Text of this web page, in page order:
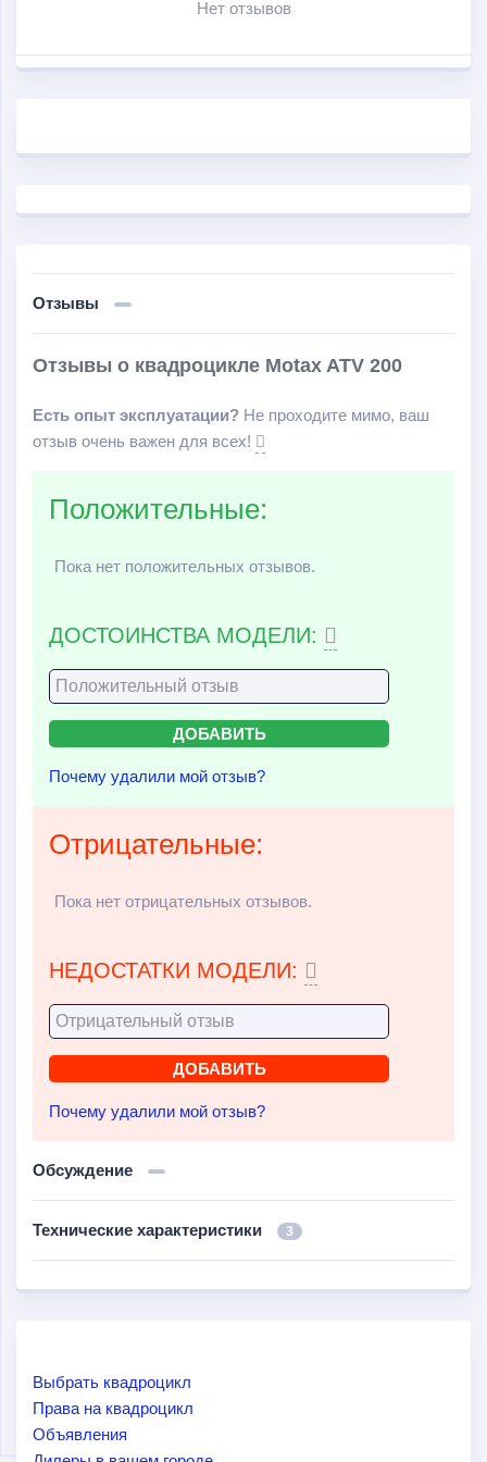
кузова (зеленый и желтый камуфляж).
Нет отзывов
Отзывы
Отзывы о квадроцикле Motax ATV 200
Есть опыт эксплуатации? Не проходите мимо, ваш
отзыв очень важен для всех!
Положительные:
Пока нет положительных отзывов.
ДОСТОИНСТВА МОДЕЛИ:
Почему удалили мой отзыв?
Отрицательные:
Пока нет отрицательных отзывов.
НЕДОСТАТКИ МОДЕЛИ:
Почему удалили мой отзыв?
Обсуждение
Технические характеристики 3
Выбрать квадроцикл
Права на квадроцикл
Объявления